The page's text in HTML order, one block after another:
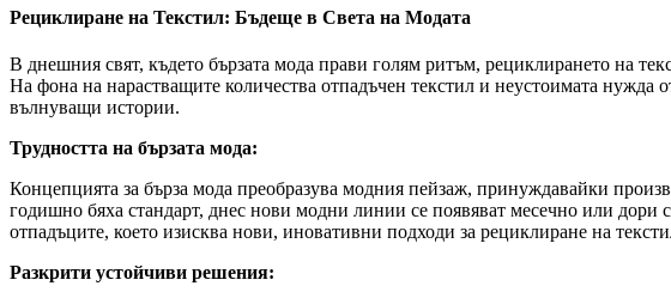
Рециклиране на Текстил: Бъдеще в Света на Модата
В днешния свят, където бързата мода прави голям ритъм, рециклирането на
На фона на нарастващите количества отпадъчен текстил и неустоимата нужда
вълнуващи истории.
Трудността на бързата мода:
Концепцията за бърза мода преобразува модния пейзаж, принуждавайки
годишно бяха стандарт, днес нови модни линии се появяват месечно или дори
отпадъците, което изисква нови, иновативни подходи за рециклиране на
Разкрити устойчиви решения: